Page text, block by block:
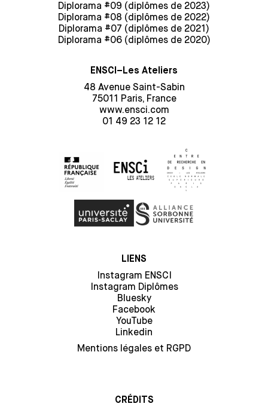
Diplorama #09 (diplômes de 2023)
Diplorama #08 (diplômes de 2022)
Diplorama #07 (diplômes de 2021)
Diplorama #06 (diplômes de 2020)
ENSCI–Les Ateliers
48 Avenue Saint-Sabin
75011 Paris, France
www.ensci.com
01 49 23 12 12
LIENS
Instagram ENSCI
Instagram Diplômes
Bluesky
Facebook
YouTube
Linkedin
Mentions légales et RGPD
CRÉDITS